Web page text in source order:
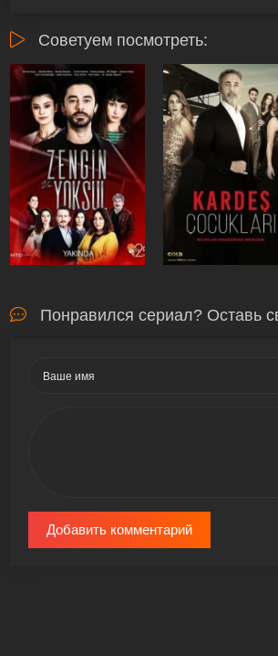
Советуем посмотреть:
Понравился сериал? Оставь
Добавить комментарий